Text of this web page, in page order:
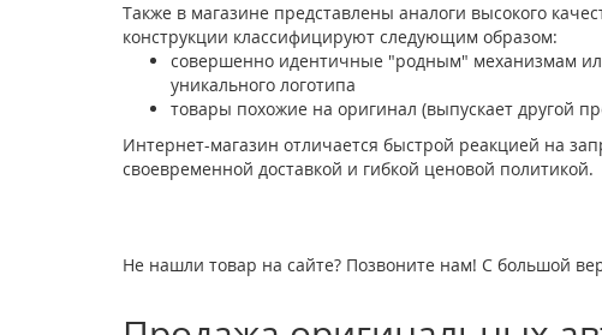
Также в магазине представлены аналоги высокого
конструкции классифицируют следующим образом:
совершенно идентичные "родным" механизмам
уникального логотипа
товары похожие на оригинал (выпускает другой
Интернет-магазин отличается быстрой реакцией на
своевременной доставкой и гибкой ценовой политикой.
Не нашли товар на сайте? Позвоните нам! С большой